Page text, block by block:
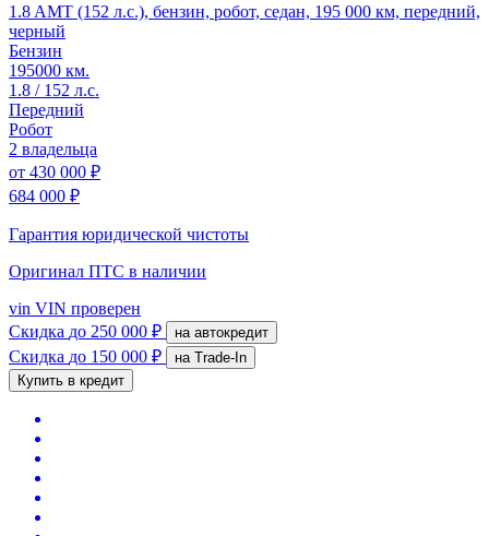
1.8 AMT (152 л.с.), бензин, робот, седан, 195 000 км, передний,
черный
Бензин
195000 км.
1.8 / 152 л.с.
Передний
Робот
2 владельца
от 430 000 ₽
684 000 ₽
Гарантия юридической чистоты
Оригинал ПТС в наличии
vin VIN проверен
Скидка до 250 000 ₽ на автокредит
Скидка до 150 000 ₽
на Trade-In
Купить в кредит